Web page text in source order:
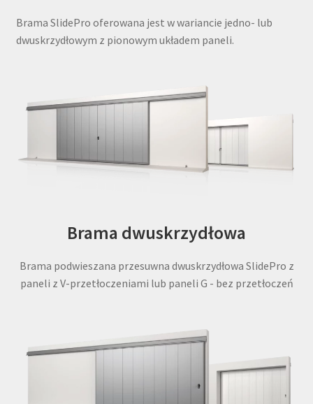
Brama SlidePro oferowana jest w wariancie jedno- lub
dwuskrzydłowym z pionowym układem paneli.
Brama dwuskrzydłowa
Brama podwieszana przesuwna dwuskrzydłowa SlidePro z
paneli z V-przetłoczeniami lub paneli G - bez przetłoczeń